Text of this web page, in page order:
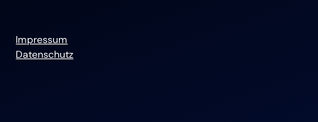
Impressum
Datenschutz